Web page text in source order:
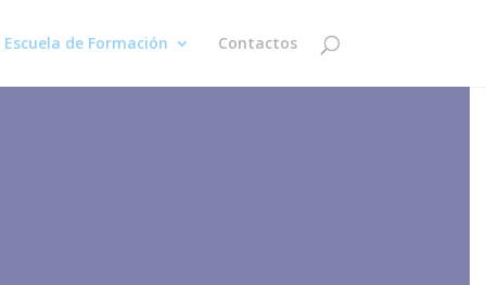
Escuela de Formación Contactos